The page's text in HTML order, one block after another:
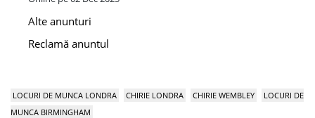
Alte anunturi
Reclamă anuntul
LOCURI DE MUNCA LONDRA CHIRIE LONDRA CHIRIE WEMBLEY
LOCURI DE
MUNCA BIRMINGHAM